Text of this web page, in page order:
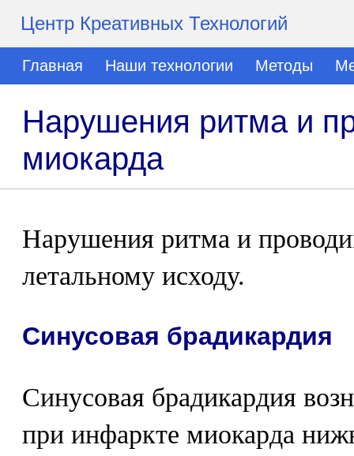
Центр Креативных Технологий
Главная Наши технологии Методы
Нарушения ритма и
миокарда
Нарушения ритма и
летальному исходу.
Синусовая брадикардия
Синусовая брадикардия
при инфаркте миокарда